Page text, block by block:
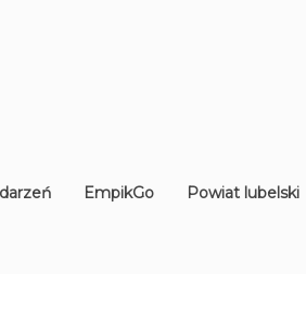
EmpikGo Powiat lubelski